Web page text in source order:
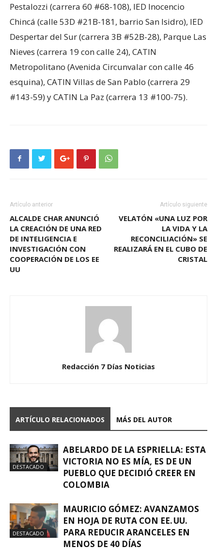
Pestalozzi (carrera 60 #68-108), IED Inocencio
Chincá (calle 53D #21B-181, barrio San Isidro), IED
Despertar del Sur (carrera 3B #52B-28), Parque Las
Nieves (carrera 19 con calle 24), CATIN
Metropolitano (Avenida Circunvalar con calle 46
esquina), CATIN Villas de San Pablo (carrera 29
#143-59) y CATIN La Paz (carrera 13 #100-75).
Artículo anterior
ALCALDE CHAR ANUNCIÓ
LA CREACIÓN DE UNA RED
DE INTELIGENCIA E
INVESTIGACIÓN CON
COOPERACIÓN DE LOS EE
UU
Artículo siguiente
VELATÓN «UNA LUZ POR
LA VIDA Y LA
RECONCILIACIÓN» SE
REALIZARÁ EN EL CUBO DE
CRISTAL
Redacción 7 Días Noticias
ARTÍCULO RELACIONADOS MÁS DEL AUTOR
DESTACADO
ABELARDO DE LA ESPRIELLA: ESTA
VICTORIA NO ES MÍA, ES DE UN
PUEBLO QUE DECIDIÓ CREER EN
COLOMBIA
DESTACADO
MAURICIO GÓMEZ: AVANZAMOS
EN HOJA DE RUTA CON EE. UU.
PARA REDUCIR ARANCELES EN
MENOS DE 40 DÍAS